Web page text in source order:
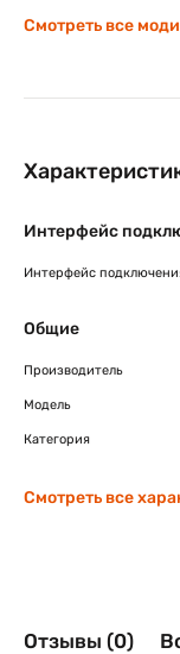
Смотреть все
Интерфейс
Интерфейс
Общие
Производитель
Модель
Категория
Смотреть все
Отзывы (0)